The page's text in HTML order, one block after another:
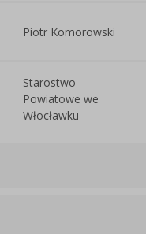
Piotr Komorowski
Starostwo
Powiatowe we
Włocławku